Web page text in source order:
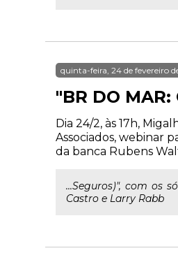
quinta-feira, 24 de fevereiro
"BR DO
Dia 24/2, às 17h,
Associados, webinar
da banca Rubens
...Seguros)", com os
Castro e Larry Rabb